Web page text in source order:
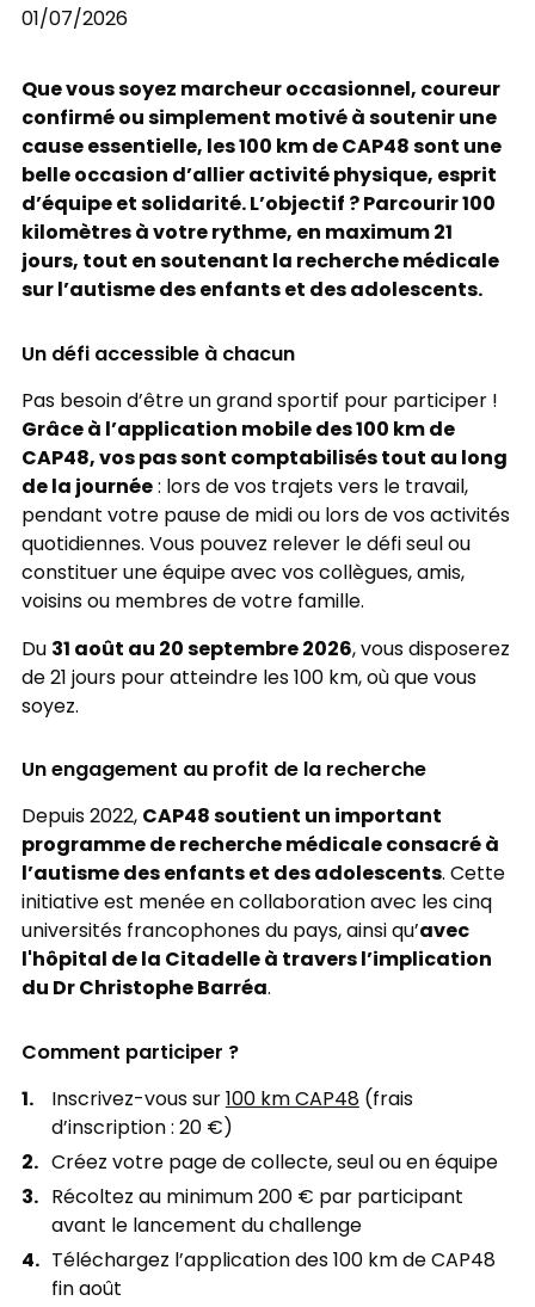
01/07/2026
Que vous soyez marcheur occasionnel, coureur
confirmé ou simplement motivé à soutenir une
cause essentielle, les 100 km de CAP48 sont une
belle occasion d’allier activité physique, esprit
d’équipe et solidarité. L’objectif ? Parcourir 100
kilomètres à votre rythme, en maximum 21
jours, tout en soutenant la recherche médicale
sur l’autisme des enfants et des adolescents.
Un défi accessible à chacun
Pas besoin d’être un grand sportif pour participer !
Grâce à l’application mobile des 100 km de
CAP48, vos pas sont comptabilisés tout au long
de la journée: lors de vos trajets vers le travail,
pendant votre pause de midi ou lors de vos activités
quotidiennes. Vous pouvez relever le défi seul ou
constituer une équipe avec vos collègues, amis,
voisins ou membres de votre famille.
Du31 août au 20 septembre 2026, vous disposerez
de 21 jours pour atteindre les 100 km, où que vous
soyez.
Un engagement au profit de la recherche
Depuis 2022,CAP48 soutient un important
programme de recherche médicale consacré à
l’autisme des enfants et des adolescents. Cette
initiative est menée en collaboration avec les cinq
universités francophones du pays, ainsi qu’avec
l'hôpital de la Citadelle à travers l’implication
du Dr Christophe Barréa.
Comment participer ?
Inscrivez-vous sur100 km CAP48(frais
d’inscription : 20 €)
Créez votre page de collecte, seul ou en équipe
Récoltez au minimum 200 € par participant
avant le lancement du challenge
Téléchargez l’application des 100 km de CAP48
fin août